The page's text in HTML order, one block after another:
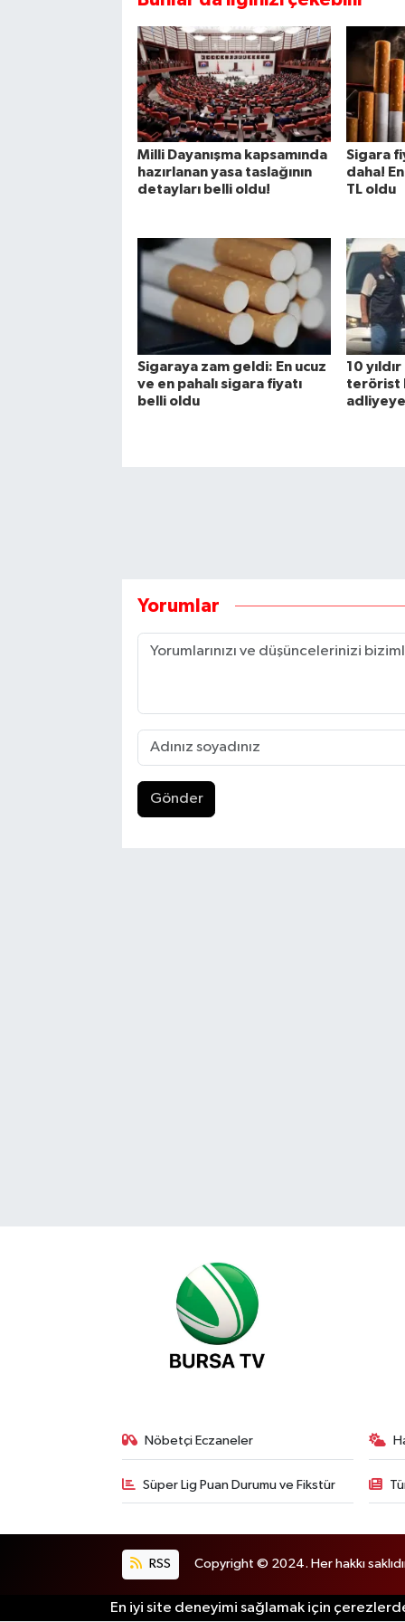
Milli Dayanışma kapsamında
hazırlanan yasa taslağının
detayları belli oldu!
Sigara
daha!
TL oldu
Sigaraya zam geldi: En ucuz
ve en pahalı sigara fiyatı
belli oldu
10
terörist
Yorumlar
Gönder
Nöbetçi Eczaneler
Süper Lig Puan Durumu ve Fikstür
RSS Copyright © 2024. Her hakkı
En iyi site deneyimi sağlamak için